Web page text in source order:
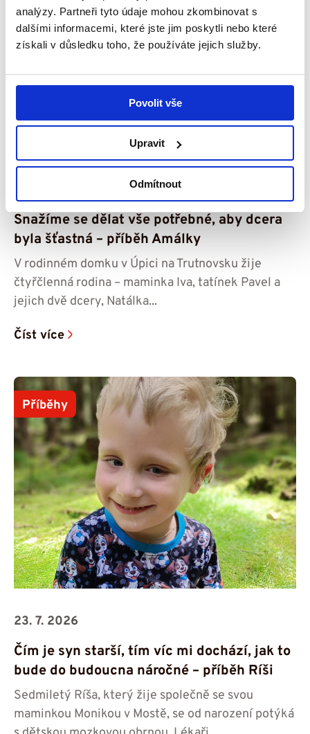
analýzy. Partneři tyto údaje mohou zkombinovat s
dalšími informacemi, které jste jim poskytli nebo které
získali v důsledku toho, že používáte jejich služby.
Povolit vše
Upravit
Odmítnout
Snažíme se dělat vše potřebné, aby dcera
byla šťastná – příběh Amálky
V rodinném domku v Úpici na Trutnovsku žije
čtyřčlenná rodina – maminka Iva, tatínek Pavel a
jejich dvě dcery, Natálka...
Číst více
Příběhy
23. 7. 2026
Čím je syn starší, tím víc mi dochází, jak to
bude do budoucna náročné – příběh Ríši
Sedmiletý Ríša, který žije společně se svou
maminkou Monikou v Mostě, se od narození potýká